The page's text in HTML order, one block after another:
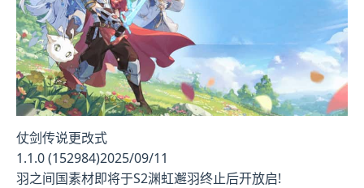
仗剑传说更改式
1.1.0 (152984)2025/09/11
羽之间国素材即将于S2渊虹邂羽终止后开放启!